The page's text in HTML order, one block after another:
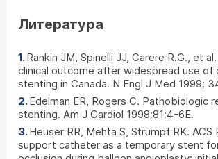
Литература
Rankin JM, Spinelli JJ, Carere R.G., et
clinical outcome after widespread use of
stenting in Canada. N Engl J Med 1999;
Edelman ER, Rogers C. Pathobiologic
stenting. Am J Cardiol 1998;81;4-6E.
Heuser RR, Mehta S, Strumpf RK. ACS
support catheter as a temporary stent